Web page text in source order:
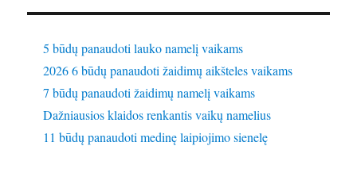
5 būdų panaudoti lauko namelį vaikams
2026 6 būdų panaudoti žaidimų aikšteles vaikams
7 būdų panaudoti žaidimų namelį vaikams
Dažniausios klaidos renkantis vaikų namelius
11 būdų panaudoti medinę laipiojimo sienelę